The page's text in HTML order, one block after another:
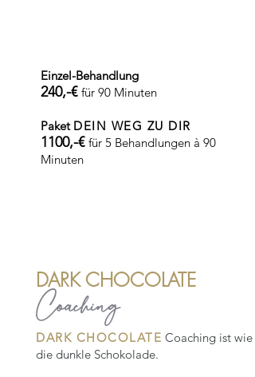
Einzel-Behandlung
240,-€ für 90 Minuten
Paket DEIN WEG ZU DIR
1100,-€ für 5 Behandlungen à 90
Minuten
Coaching
DARK CHOCOLATE
DARK CHOCOLATE Coaching ist wie
die dunkle Schokolade.